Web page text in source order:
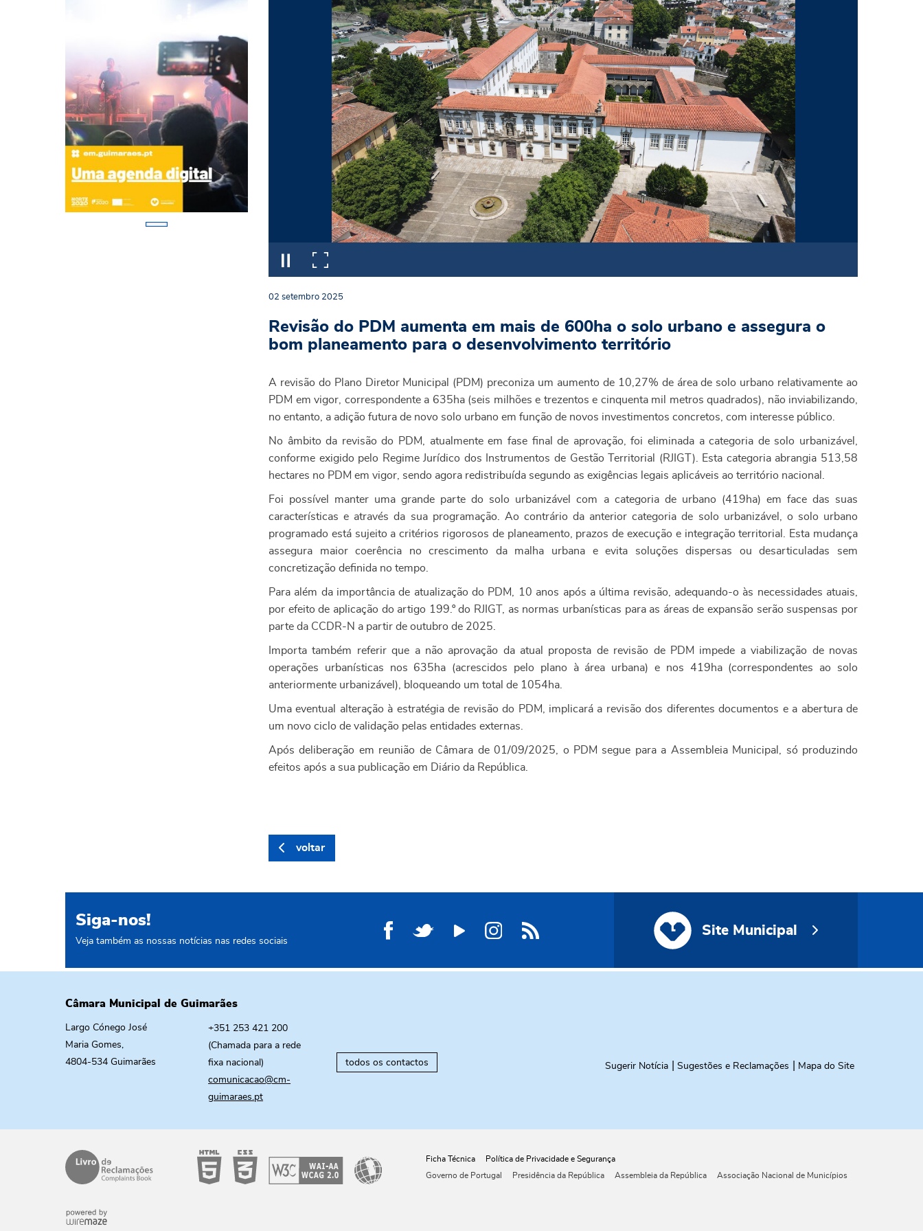
02 setembro 2025
Revisão do PDM aumenta em mais de 600ha o solo urbano e assegura o
bom planeamento para o desenvolvimento território
A revisão do Plano Diretor Municipal (PDM) preconiza um aumento de 10,27% de área de solo urbano relativamente ao
PDM em vigor, correspondente a 635ha (seis milhões e trezentos e cinquenta mil metros quadrados), não inviabilizando,
no entanto, a adição futura de novo solo urbano em função de novos investimentos concretos, com interesse público.
No âmbito da revisão do PDM, atualmente em fase final de aprovação, foi eliminada a categoria de solo urbanizável,
conforme exigido pelo Regime Jurídico dos Instrumentos de Gestão Territorial (RJIGT). Esta categoria abrangia 513,58
hectares no PDM em vigor, sendo agora redistribuída segundo as exigências legais aplicáveis ao território nacional.
Foi possível manter uma grande parte do solo urbanizável com a categoria de urbano (419ha) em face das suas
características e através da sua programação. Ao contrário da anterior categoria de solo urbanizável, o solo urbano
programado está sujeito a critérios rigorosos de planeamento, prazos de execução e integração territorial. Esta mudança
assegura maior coerência no crescimento da malha urbana e evita soluções dispersas ou desarticuladas sem
concretização definida no tempo.
Para além da importância de atualização do PDM, 10 anos após a última revisão, adequando-o às necessidades atuais,
por efeito de aplicação do artigo 199.º do RJIGT, as normas urbanísticas para as áreas de expansão serão suspensas por
parte da CCDR-N a partir de outubro de 2025.
Importa também referir que a não aprovação da atual proposta de revisão de PDM impede a viabilização de novas
operações urbanísticas nos 635ha (acrescidos pelo plano à área urbana) e nos 419ha (correspondentes ao solo
anteriormente urbanizável), bloqueando um total de 1054ha.
Uma eventual alteração à estratégia de revisão do PDM, implicará a revisão dos diferentes documentos e a abertura de
um novo ciclo de validação pelas entidades externas.
Após deliberação em reunião de Câmara de 01/09/2025, o PDM segue para a Assembleia Municipal, só produzindo
efeitos após a sua publicação em Diário da República.
voltar
Siga-nos!
Veja também as nossas notícias nas redes sociais
Site Municipal
Câmara Municipal de Guimarães
Largo Cónego José
Maria Gomes,
4804-534 Guimarães
+351 253 421 200
(Chamada para a rede
fixa nacional)
comunicacao@cm-
guimaraes.pt
todos os contactos Sugerir Notícia Sugestões e Reclamações Mapa do Site
Ficha Técnica
Política de Privacidade e Segurança
Governo de Portugal
Presidência da República Assembleia da República Associação Nacional de Municípios